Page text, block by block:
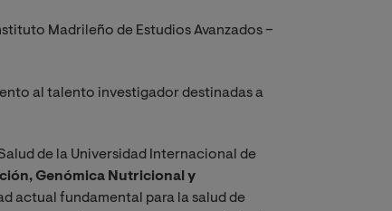
Madrileño de Estudios Avanzados –
al talento investigador destinadas a
de la Universidad Internacional de
Genómica Nutricional y
actual fundamental para la salud de